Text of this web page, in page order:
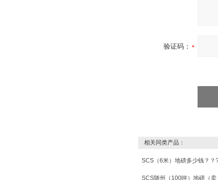
验证码：
相关同类产品：
SCS（6米）地磅多少钱？？
SCS随州（100吨）地磅（卖